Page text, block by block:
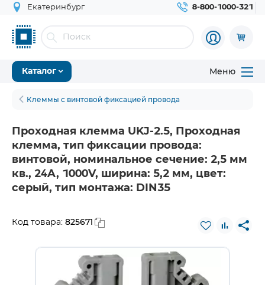
Екатеринбург 8-800-1000-321
Каталог Меню
Клеммы с винтовой фиксацией провода
Проходная клемма UKJ-2.5, Проходная
клемма, тип фиксации провода:
винтовой, номинальное сечение: 2,5 мм
кв., 24A, 1000V, ширина: 5,2 мм, цвет:
серый, тип монтажа: DIN35
Код товара: 825671